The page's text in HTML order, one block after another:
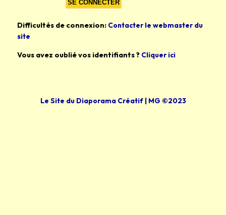
Difficultés de connexion: Contacter le webmaster du
site
Vous avez oublié vos identifiants ? Cliquer ici
Le Site du Diaporama Créatif | MG ©2023